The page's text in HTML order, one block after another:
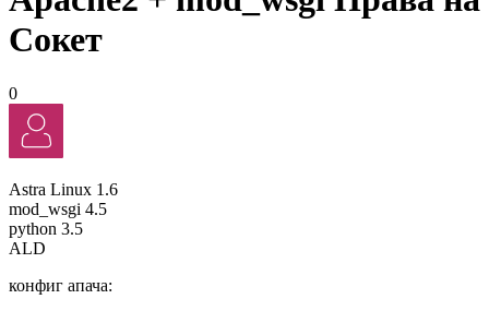
Сокет
0
Astra Linux 1.6
mod_wsgi 4.5
python 3.5
ALD
конфиг апача: